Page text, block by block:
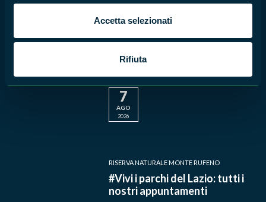
Accetta selezionati
Rifiuta
Conoscere il lupo con Duccio
Berzi
7
AGO
2026
RISERVA NATURALE MONTE RUFENO
#Vivi i parchi del Lazio: tutti i
6
AGO
2026